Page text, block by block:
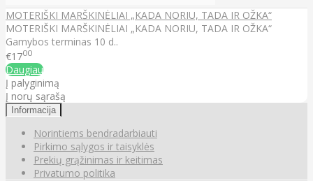
MOTERIŠKI MARŠKINĖLIAI „KADA NORIU, TADA IR OŽKA“
MOTERIŠKI MARŠKINĖLIAI „KADA NORIU, TADA IR OŽKA“
Gamybos terminas 10 d..
€1700
Daugiau
Į palyginimą
Į norų sąrašą
Informacija
Norintiems bendradarbiauti
Pirkimo sąlygos ir taisyklės
Prekių grąžinimas ir keitimas
Privatumo politika